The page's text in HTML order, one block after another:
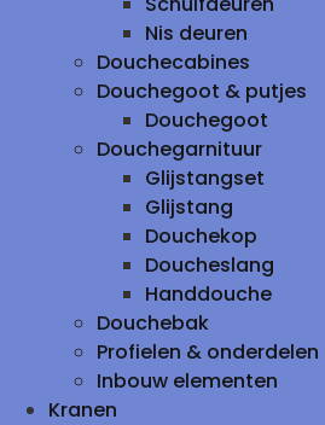
Nis deuren
Douchecabines
Douchegoot & putjes
Douchegoot
Douchegarnituur
Glijstangset
Glijstang
Douchekop
Doucheslang
Handdouche
Douchebak
Profielen & onderdelen
Inbouw elementen
Kranen